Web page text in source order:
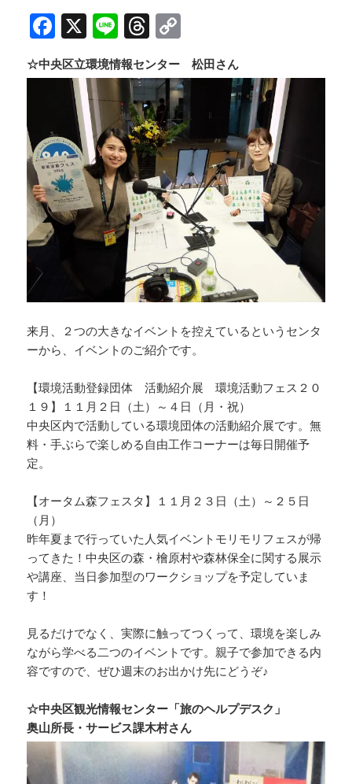
F
a
c
b
o
o
k
X Li
n
e
T
h
re
a
d
s
o
p
y
Li
n
k
☆中央区立環境情報センター 松田さん
来月、２つの大きなイベントを控えているというセンタ
ーから、イベントのご紹介です。
【環境活動登録団体 活動紹介展 環境活動フェス２０
１９】１１月２日（土）～４日（月・祝）
中央区内で活動している環境団体の活動紹介展です。無
料・手ぶらで楽しめる自由工作コーナーは毎日開催予
定。
【オータム森フェスタ】１１月２３日（土）～２５日
（月）
昨年夏まで行っていた人気イベントモリモリフェスが帰
ってきた！中央区の森・檜原村や森林保全に関する展示
や講座、当日参加型のワークショップを予定していま
す！
見るだけでなく、実際に触ってつくって、環境を楽しみ
ながら学べる二つのイベントです。親子で参加できる内
容ですので、ぜひ週末のお出かけ先にどうぞ♪
☆中央区観光情報センター「旅のヘルプデスク」
奥山所長・サービス課木村さん